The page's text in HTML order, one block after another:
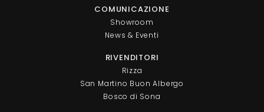
COMUNICAZIONE
Showroom
News & Eventi
RIVENDITORI
Rizza
San Martino Buon Albergo
Bosco di Sona